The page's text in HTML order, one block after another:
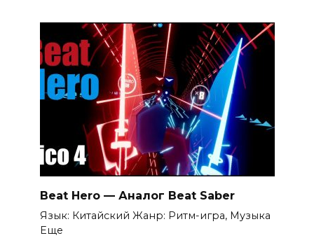
Beat Hero — Аналог Beat Saber
Язык: Китайский Жанр: Ритм-игра, Музыка
Еще